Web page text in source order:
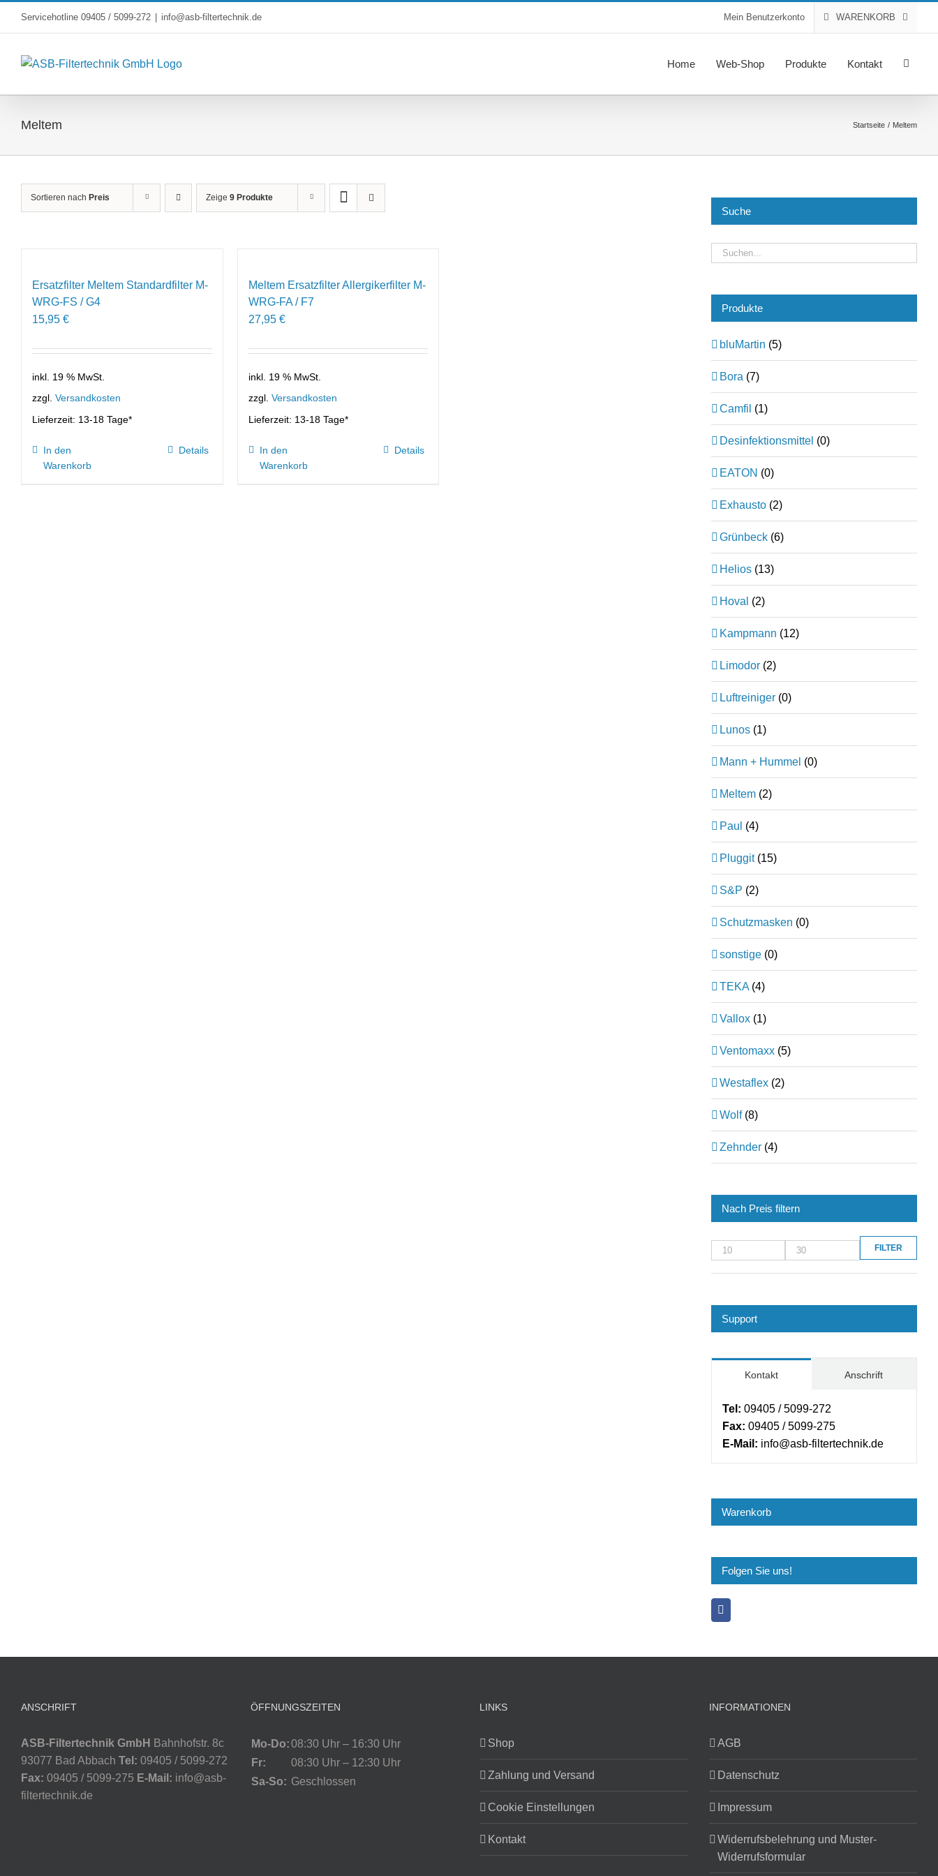
Servicehotline 09405 / 5099-272 info@asb-filtertechnik.de Mein Benutzerkonto WARENKORB
Home Web-Shop Produkte Kontakt
Meltem Startseite Meltem
Sortieren nach Preis Zeige 9 Produkte
Ersatzfilter Meltem Standardfilter M-
WRG-FS / G4
15,95 €
inkl. 19 % MwSt.
zzgl. Versandkosten
Lieferzeit: 13-18 Tage*
In den
Warenkorb
Details
Meltem Ersatzfilter Allergikerfilter M-
WRG-FA / F7
27,95 €
inkl. 19 % MwSt.
zzgl. Versandkosten
Lieferzeit: 13-18 Tage*
In den
Warenkorb
Details
Suche
Produkte
bluMartin (5)
Bora (7)
Camfil (1)
Desinfektionsmittel (0)
EATON (0)
Exhausto (2)
Grünbeck (6)
Helios (13)
Hoval (2)
Kampmann (12)
Limodor (2)
Luftreiniger (0)
Lunos (1)
Mann + Hummel (0)
Meltem (2)
Paul (4)
Pluggit (15)
S&P (2)
Schutzmasken (0)
sonstige (0)
TEKA (4)
Vallox (1)
Ventomaxx (5)
Westaflex (2)
Wolf (8)
Zehnder (4)
Nach Preis filtern
Min.
Preis
Max.
Preis
FILTER
Support
Kontakt Anschrift
Tel: 09405 / 5099-272
Fax: 09405 / 5099-275
E-Mail: info@asb-filtertechnik.de
Warenkorb
Folgen Sie uns!
ANSCHRIFT
ASB-Filtertechnik GmbH
Bahnhofstr. 8c
93077 Bad Abbach Tel: 09405 / 5099-272
Fax: 09405 / 5099-275 E-Mail: info@asb-
filtertechnik.de
ÖFFNUNGSZEITEN
Mo-Do:08:30 Uhr – 16:30 Uhr
Fr:
08:30 Uhr – 12:30 Uhr
Sa-So: Geschlossen
LINKS
Shop
Zahlung und Versand
Cookie Einstellungen
Kontakt
INFORMATIONEN
AGB
Datenschutz
Impressum
Widerrufsbelehrung und Muster-
Widerrufsformular